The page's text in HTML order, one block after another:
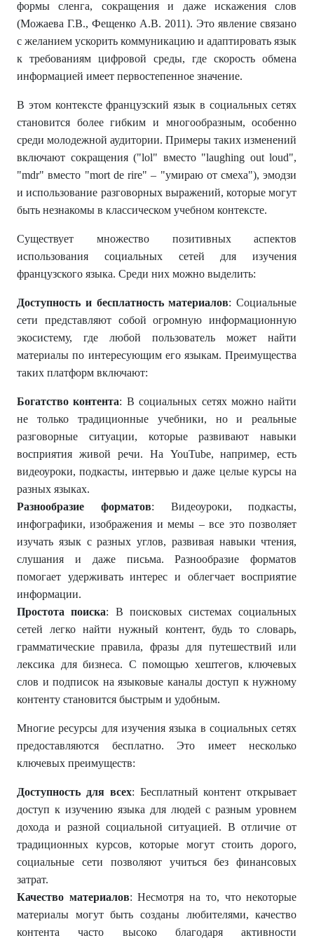
формы сленга, сокращения и даже искажения слов
(Можаева Г.В., Фещенко А.В. 2011). Это явление связано
с желанием ускорить коммуникацию и адаптировать язык
к требованиям цифровой среды, где скорость обмена
информацией имеет первостепенное значение.
В этом контексте французский язык в социальных сетях
становится более гибким и многообразным, особенно
среди молодежной аудитории. Примеры таких изменений
включают сокращения ("lol" вместо "laughing out loud",
"mdr" вместо "mort de rire" – "умираю от смеха"), эмодзи
и использование разговорных выражений, которые могут
быть незнакомы в классическом учебном контексте.
Существует множество позитивных аспектов
использования социальных сетей для изучения
французского языка. Среди них можно выделить:
Доступность и бесплатность материалов: Социальные
сети представляют собой огромную информационную
экосистему, где любой пользователь может найти
материалы по интересующим его языкам. Преимущества
таких платформ включают:
Богатство контента: В социальных сетях можно найти
не только традиционные учебники, но и реальные
разговорные ситуации, которые развивают навыки
восприятия живой речи. На YouTube, например, есть
видеоуроки, подкасты, интервью и даже целые курсы на
разных языках.
Разнообразие форматов: Видеоуроки, подкасты,
инфографики, изображения и мемы – все это позволяет
изучать язык с разных углов, развивая навыки чтения,
слушания и даже письма. Разнообразие форматов
помогает удерживать интерес и облегчает восприятие
информации.
Простота поиска: В поисковых системах социальных
сетей легко найти нужный контент, будь то словарь,
грамматические правила, фразы для путешествий или
лексика для бизнеса. С помощью хештегов, ключевых
слов и подписок на языковые каналы доступ к нужному
контенту становится быстрым и удобным.
Многие ресурсы для изучения языка в социальных сетях
предоставляются бесплатно. Это имеет несколько
ключевых преимуществ:
Доступность для всех: Бесплатный контент открывает
доступ к изучению языка для людей с разным уровнем
дохода и разной социальной ситуацией. В отличие от
традиционных курсов, которые могут стоить дорого,
социальные сети позволяют учиться без финансовых
затрат.
Качество материалов: Несмотря на то, что некоторые
материалы могут быть созданы любителями, качество
контента часто высоко благодаря активности